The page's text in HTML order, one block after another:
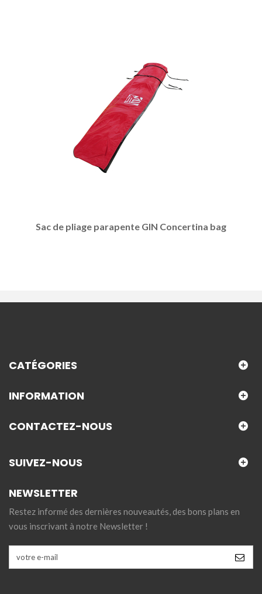
Sac de pliage parapente GIN Concertina bag
CATÉGORIES
INFORMATION
CONTACTEZ-NOUS
SUIVEZ-NOUS
NEWSLETTER
Restez informé des dernières nouveautés, des bons plans en
vous inscrivant à notre Newsletter !